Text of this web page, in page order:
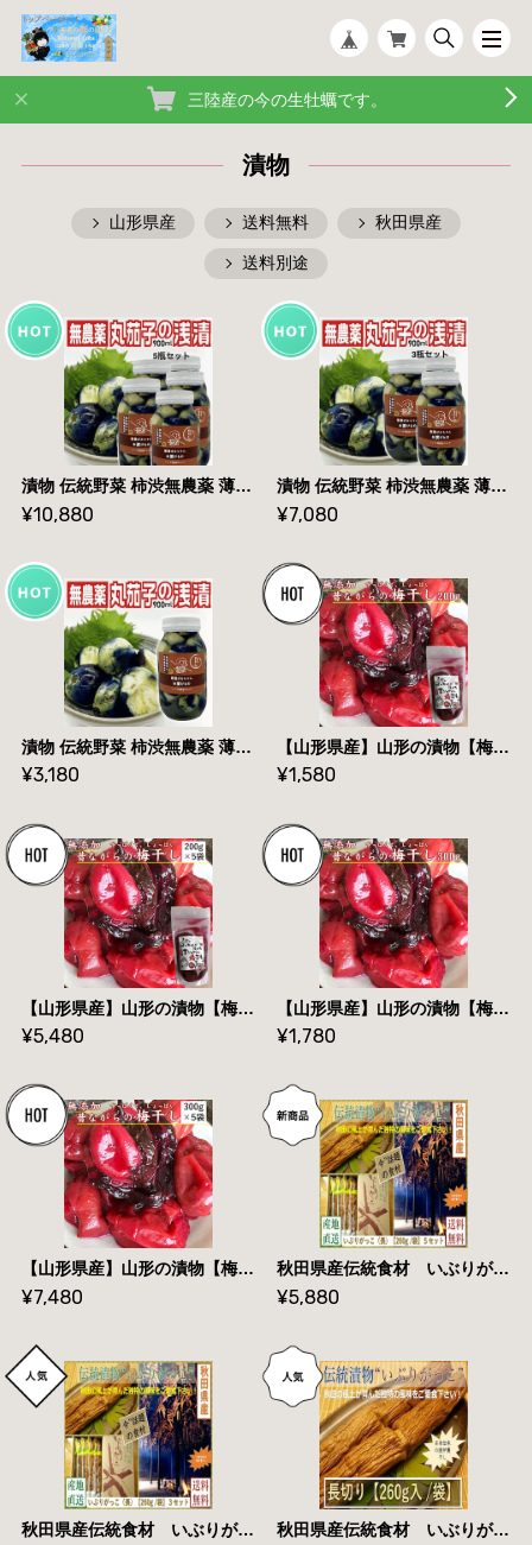
三陸産の今の生牡蠣です。
漬物
山形県産 送料無料 秋田県産
送料別途
漬物 伝統野菜 柿渋無農薬 薄皮丸茄子 瓶詰め浅漬け 900ml×5瓶セット 山形県飯豊町産 内容量3000g 送料無料
¥10,880
漬物 伝統野菜 柿渋無農薬 薄皮丸茄子 瓶詰め浅漬け 900ml×3瓶セット 山形県飯豊町産 内容量1800g 送料無料
¥7,080
漬物 伝統野菜 柿渋無農薬 薄皮丸茄子 瓶詰め浅漬け 900ml 山形県飯豊町産 内容量600g 送料無料
¥3,180
【山形県産】山形の漬物【梅干し/訳あり】【２００g×１袋】【 送料無料】メール便
¥1,580
【山形県産】山形の漬物【梅干し/訳あり】【２００g×５袋】【 送料無料】
¥5,480
【山形県産】山形の漬物【梅干し/訳あり】【３００g×１袋】【 送料無料】メール便
¥1,780
【山形県産】山形の漬物【梅干し/訳あり】【３００g×５袋】【 送料無料】
¥7,480
秋田県産伝統食材 いぶりがっこ（長）/２６０ｇ入り/５本セット【送料無料】産地直送
¥5,880
秋田県産伝統食材 いぶりがっこ（長）/２６０ｇ入り/３本セット【送料無料】産地直送 秋田県産伝統食材 いぶりがっこ（長切り）/２６０ｇ入り/袋 送料無料